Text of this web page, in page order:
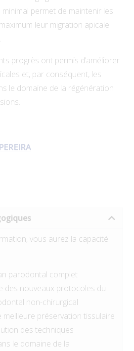
permet de maintenir les
leur migration apicale
progrès ont permis d’améliorer
et, par conséquent, les
le domaine de la régénération
vous aurez la capacité
parodontal complet
des nouveaux protocoles du
non-chirurgical
préservation tissulaire
des techniques
le domaine de la